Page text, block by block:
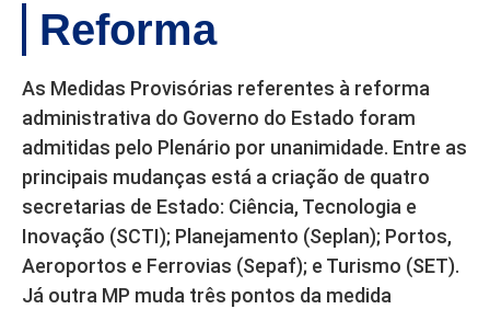
Reforma
As Medidas Provisórias referentes à reforma
administrativa do Governo do Estado foram
admitidas pelo Plenário por unanimidade. Entre as
principais mudanças está a criação de quatro
secretarias de Estado: Ciência, Tecnologia e
Inovação (SCTI); Planejamento (Seplan); Portos,
Aeroportos e Ferrovias (Sepaf); e Turismo (SET).
Já outra MP muda três pontos da medida